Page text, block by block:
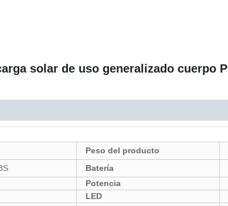
solar de uso generalizado cuerpo
Peso del producto
Batería
Potencia
LED